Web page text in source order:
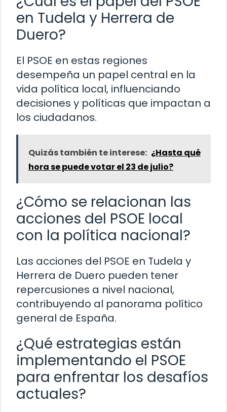
en Tudela y Herrera de
Duero?
El PSOE en estas regiones
desempeña un papel central en la
vida política local, influenciando
decisiones y políticas que impactan a
los ciudadanos.
Quizás también te interese: ¿Hasta qué
hora se puede votar el 23 de julio?
¿Cómo se relacionan las
acciones del PSOE local
con la política nacional?
Las acciones del PSOE en Tudela y
Herrera de Duero pueden tener
repercusiones a nivel nacional,
contribuyendo al panorama político
general de España.
¿Qué estrategias están
implementando el PSOE
para enfrentar los desafíos
actuales?